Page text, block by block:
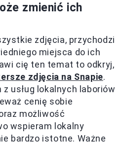
zmienić ich
zdjęcia, przychodzi
miejsca do ich
cię ten temat to odkryj,
zdjęcia na Snapie.
usług lokalnych laboriów
cenię sobie
możliwość
wspieram lokalny
bardzo istotne. Ważne